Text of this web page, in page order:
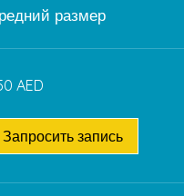
размер
AED
Запросить запись